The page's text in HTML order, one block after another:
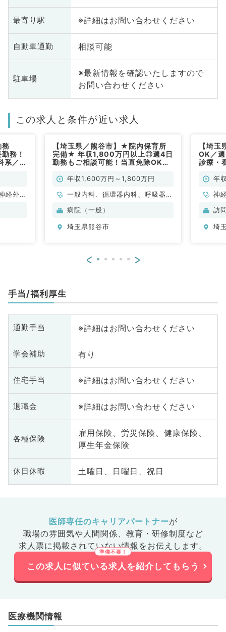
最寄り駅 ※詳細はお問い合わせください
自動車通勤 相談可能
駐車場
※最新情報を確認いたしますので
お問い合わせください
この求人と条件が近い求人
務
務！
系／常
経外
【埼玉県／熊谷市】★院内保育所
完備★ 年収1,800万円以上◎週4日
勤務もご相談可能！当直免除OK＆
先生にもおすすめです（一般内科／
年収1,600万円～1,800万円
一般内科、循環器内科、呼吸器内
科、消化器内科、内分泌・代謝内
病院（一般）
埼玉県熊谷市
【埼
OK／
診療・
年
神
科
内
訪
埼
< >
手当/福利厚生
通勤手当 ※詳細はお問い合わせください
学会補助 有り
住宅手当 ※詳細はお問い合わせください
退職金 ※詳細はお問い合わせください
各種保険
雇用保険、労災保険、健康保険、
厚生年金保険
休日休暇 土曜日、日曜日、祝日
医師専任のキャリアパートナーが
職場の雰囲気や人間関係、 教育・研修制度など
求人票に掲載されていない情報をお伝えします。
この求人に似ている求人を紹介してもらう
医療機関情報